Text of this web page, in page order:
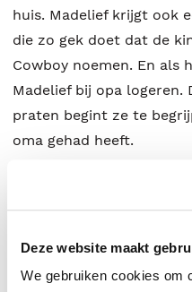
Deze website maakt
We gebruiken cookies om
huis. Madelief krijgt ook
die zo gek doet dat de
Cowboy noemen. En als
Madelief bij opa logeren.
praten begint ze te
oma gehad heeft.
groep van gekke Eddie
wil. Daar komen beslist
vindt Tom zo tof!